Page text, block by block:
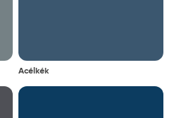
Acélkék